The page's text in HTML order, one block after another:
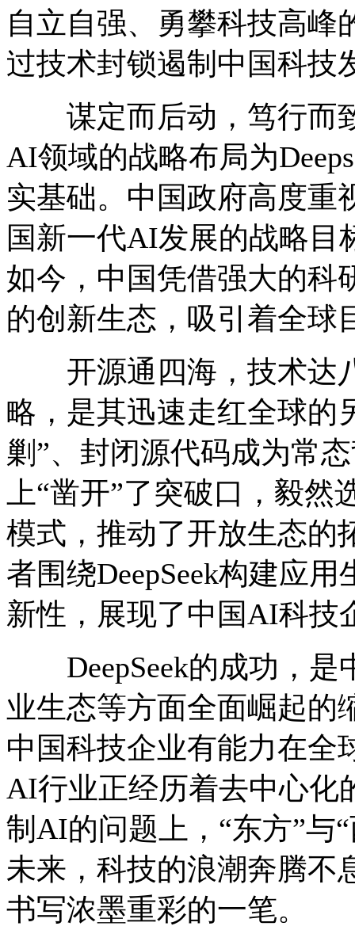
自立自强、勇攀科技高峰
过技术封锁遏制中国科技
谋定而后动，笃行而
AI领域的战略布局为
实基础。中国政府高度重
国新一代AI发展的战略目
如今，中国凭借强大的科
的创新生态，吸引着全球
开源通四海，技术达八
略，是其迅速走红全球的
剿”、封闭源代码成为常
上“凿开”了突破口，毅
模式，推动了开放生态的
者围绕DeepSeek构建应
新性，展现了中国AI科技
DeepSeek的成功，是
业生态等方面全面崛起的
中国科技企业有能力在全
AI行业正经历着去中心化
制AI的问题上，“东方”与
未来，科技的浪潮奔腾不
书写浓墨重彩的一笔。